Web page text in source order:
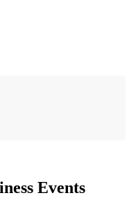
Events